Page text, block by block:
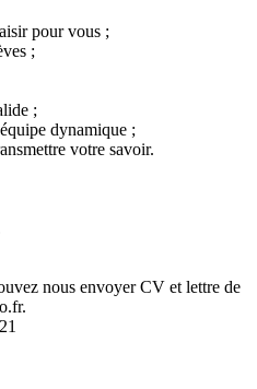
pour vous ;
;
;
dynamique ;
votre savoir.
nous envoyer CV et lettre de